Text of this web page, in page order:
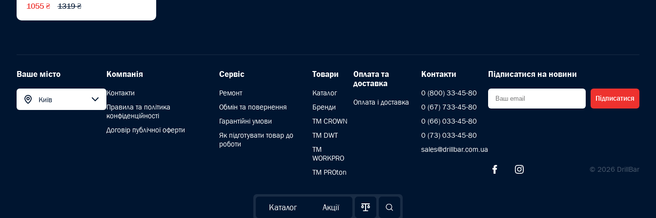
Каталог Акції
1055 ₴ 1319 ₴
Ваше місто
Київ
Компанія
Контакти
Правила та політика
конфіденційності
Договір публічної оферти
Сервіс
Ремонт
Обмін та повернення
Гарантійні умови
Як підготувати товар до
роботи
Товари
Каталог
Бренди
ТМ CROWN
TM DWT
ТМ
WORKPRO
TM PROton
Оплата та
доставка
Оплата і доставка
Контакти
0 (800) 33-45-80
0 (67) 733-45-80
0 (66) 033-45-80
0 (73) 033-45-80
sales@drillbar.com.ua
Підписатися на новини
Підписатися
© 2026 DrillBar